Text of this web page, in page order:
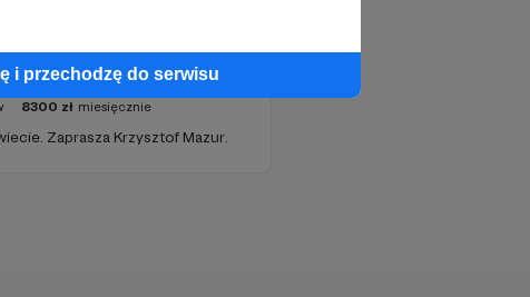
i przechodzę do serwisu
Geoekonomia
8300 zł miesięcznie
Zaprasza Krzysztof Mazur.